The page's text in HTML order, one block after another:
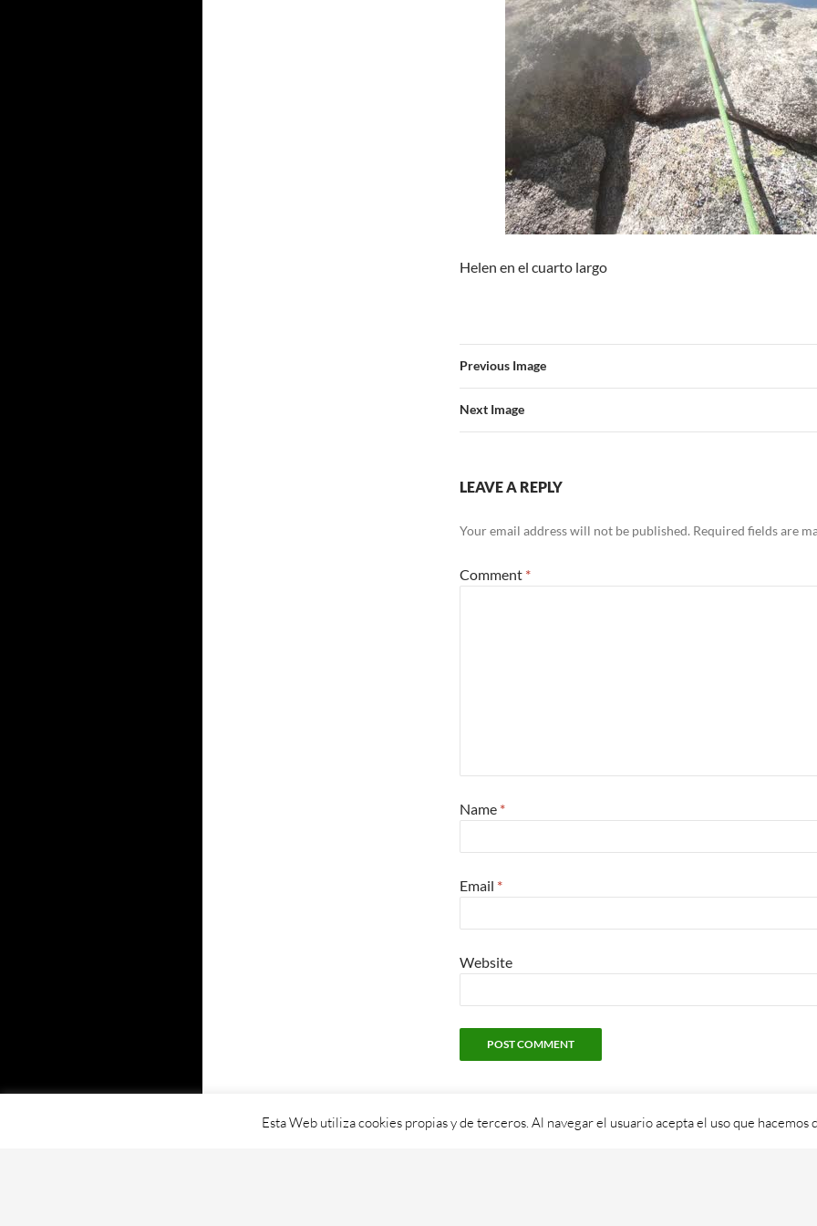
Helen en el cuarto largo
Previous Image
Next Image
LEAVE A REPLY
Your email address will not be published. Required fields are
Comment *
Name *
Email *
Website
Esta Web utiliza cookies propias y de terceros. Al navegar el usuario acepta el uso que hacemos